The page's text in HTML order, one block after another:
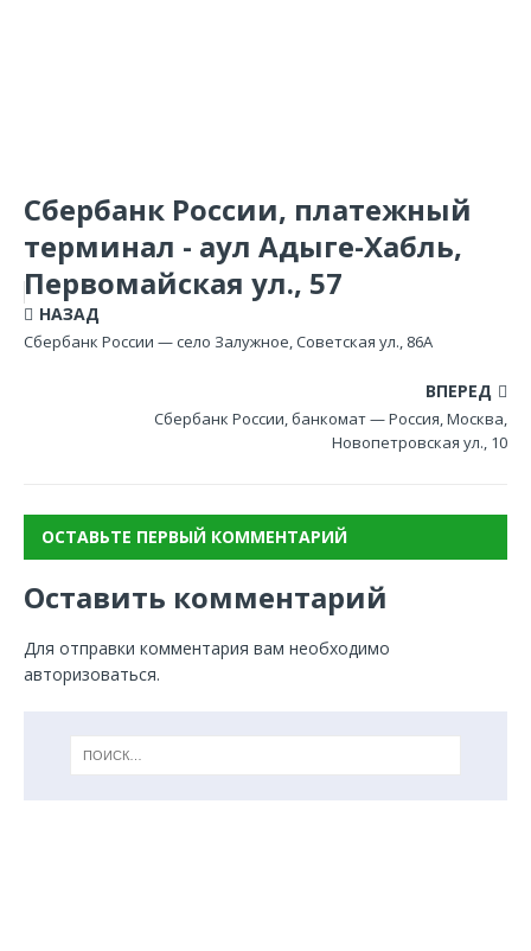
Сбербанк России, платежный
терминал - аул Адыге-Хабль,
Первомайская ул., 57
НАЗАД
Сбербанк России — село Залужное, Советская ул., 86А
ВПЕРЕД
Сбербанк России, банкомат — Россия, Москва,
Новопетровская ул., 10
ОСТАВЬТЕ ПЕРВЫЙ КОММЕНТАРИЙ
Оставить комментарий
Для отправки комментария вам необходимо
авторизоваться.